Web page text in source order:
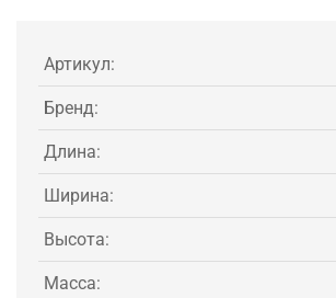
Артикул:
Бренд:
Длина:
Ширина:
Высота:
Масса: